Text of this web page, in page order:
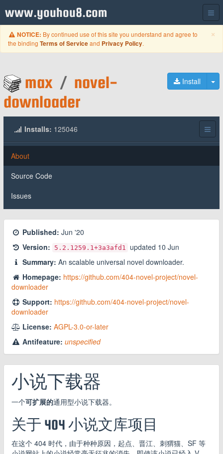
www.youhou8.com
×
NOTICE: By continued use of this site you understand and agree to
the binding Terms of Serviceand Privacy Policy.
Install
max / novel-
downloader
Installs: 125046
About
Source Code
Issues
Published: Jun '20
Version:
5.2.1259.1+3a3afd1 updated 10 Jun
Summary: An scalable universal novel downloader.
Homepage: https://github.com/404-novel-project/novel-
downloader
Support: https://github.com/404-novel-project/novel-
downloader
License: AGPL-3.0-or-later
Antifeature: unspecified
小说下载器
一个可扩展的通用型小说下载器。
关于 404 小说文库项目
在这个 404 时代，由于种种原因，起点、晋江、刺猬猫、SF 等